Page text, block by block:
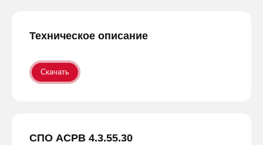
Техническое описание
Скачать
СПО АСРВ 4.3.55.30